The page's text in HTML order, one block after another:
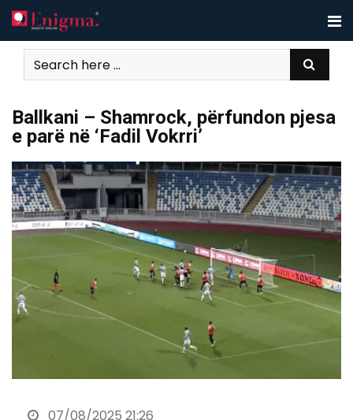
Skip
to
content
Ballkani – Shamrock, përfundon pjesa
e parë në ‘Fadil Vokrri’
07/08/2025 21:26